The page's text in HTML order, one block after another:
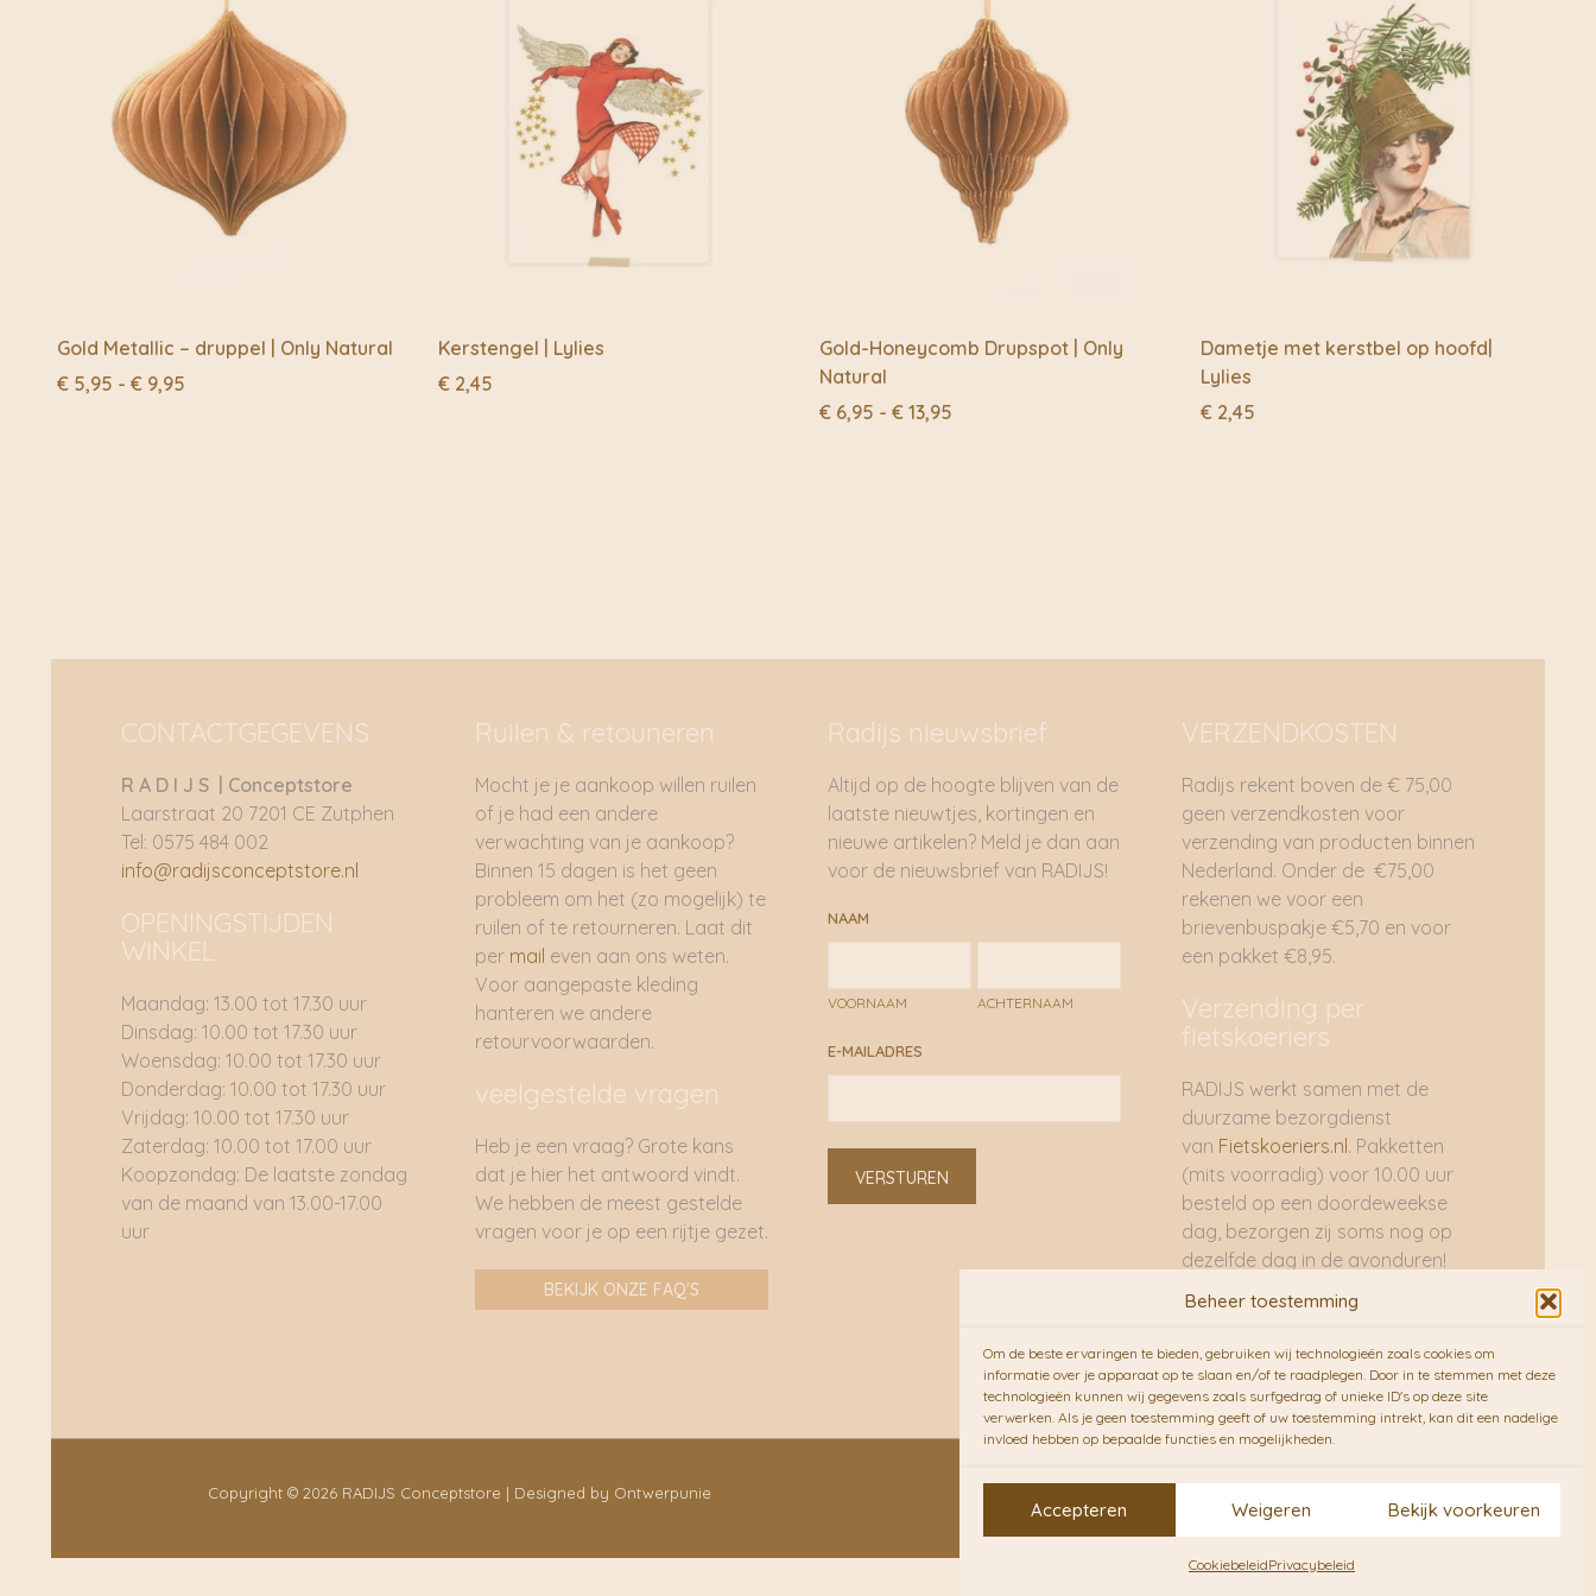
Beheer toestemming
Om de beste ervaringen te bieden, gebruiken wij technologieën zoals cookies om
informatie over je apparaat op te slaan en/of te raadplegen. Door in te stemmen met deze
technologieën kunnen wij gegevens zoals surfgedrag of unieke ID's op deze site
verwerken. Als je geen toestemming geeft of uw toestemming intrekt, kan dit een nadelige
invloed hebben op bepaalde functies en mogelijkheden.
Accepteren Weigeren Bekijk voorkeuren
CookiebeleidPrivacybeleid
producenten van de producten.
Only Natural maakt producten van oud papier (recyclen), maar ook van
reststoffen uit de mode-industrie (upcyclen). Met de stoffen uit de mode-industrie
maken zij paperpulp waarvan ze hun bijzondere papiermaché kersthangers en
decoraties maken.
Gold Metallic – druppel | Only Natural
€ 5,95 - € 9,95
Kerstengel | Lylies
€ 2,45
Gold-Honeycomb Drupspot | Only
Natural
€ 6,95 - € 13,95
Dametje met kerstbel op hoofd|
Lylies
€ 2,45
CONTACTGEGEVENS
R A D I J S | Conceptstore
Laarstraat 20 7201 CE Zutphen
Tel: 0575 484 002
info@radijsconceptstore.nl
OPENINGSTIJDEN
WINKEL
Maandag: 13.00 tot 17.30 uur
Dinsdag: 10.00 tot 17.30 uur
Woensdag: 10.00 tot 17.30 uur
Donderdag: 10.00 tot 17.30 uur
Vrijdag: 10.00 tot 17.30 uur
Zaterdag: 10.00 tot 17.00 uur
Koopzondag: De laatste zondag
van de maand van 13.00-17.00
uur
Ruilen & retouneren
Mocht je je aankoop willen ruilen
of je had een andere
verwachting van je aankoop?
Binnen 15 dagen is het geen
probleem om het (zo mogelijk) te
ruilen of te retourneren. Laat dit
permail even aan ons weten.
Voor aangepaste kleding
hanteren we andere
retourvoorwaarden.
veelgestelde vragen
Heb je een vraag? Grote kans
dat je hier het antwoord vindt.
We hebben de meest gestelde
vragen voor je op een rijtje gezet.
BEKIJK ONZE FAQ'S
Radijs nieuwsbrief
Altijd op de hoogte blijven van de
laatste nieuwtjes, kortingen en
nieuwe artikelen? Meld je dan aan
voor de nieuwsbrief van RADIJS!
NAAM
VOORNAAM ACHTERNAAM
E-MAILADRES
VERSTUREN
VERZENDKOSTEN
Radijs rekent boven de € 75,00
geen verzendkosten voor
verzending van producten binnen
Nederland. Onder de €75,00
rekenen we voor een
brievenbuspakje €5,70 en voor
een pakket €8,95.
Verzending per
fietskoeriers
RADIJS werkt samen met de
duurzame bezorgdienst
van Fietskoeriers.nl . Pakketten
(mits voorradig) voor 10.00 uur
besteld op een doordeweekse
dag, bezorgen zij soms nog op
dezelfde dag in de avonduren!
Brievenbuspakjes de volgende
dag. En waar mogelijk ook echt
op de fiets!!
Copyright © 2026 RADIJS Conceptstore | Designed by Ontwerpunie